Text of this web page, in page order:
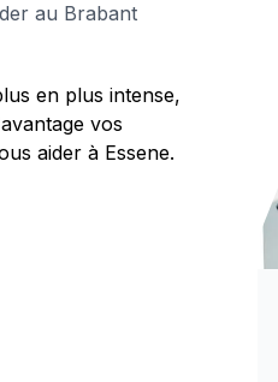
au Brabant
en plus intense,
vos
aider à Essene.